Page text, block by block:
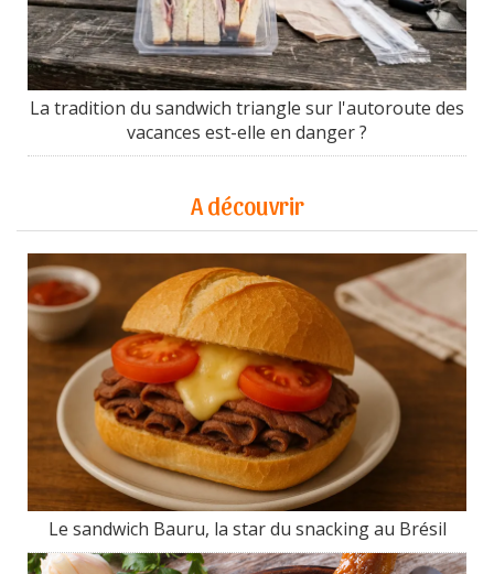
La tradition du sandwich triangle sur l'autoroute des
vacances est-elle en danger ?
A découvrir
Le sandwich Bauru, la star du snacking au Brésil